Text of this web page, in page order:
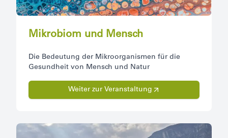
Mikrobiom und Mensch
Die Bedeutung der Mikroorganismen für die
Gesundheit von Mensch und Natur
Weiter zur Veranstaltung